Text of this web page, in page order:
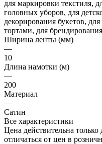
для маркировки текстиля,
головных уборов, для
декорирования букетов,
тортами, для
Ширина ленты (мм)
—
10
Длина намотки (м)
—
200
Материал
—
Сатин
Все характеристики
Цена действительна
отличаться от цен в